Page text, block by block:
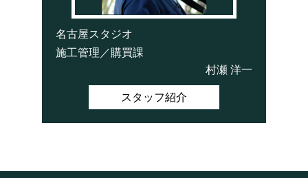
名古屋スタジオ
施工管理／購買課
村瀬 洋一
スタッフ紹介